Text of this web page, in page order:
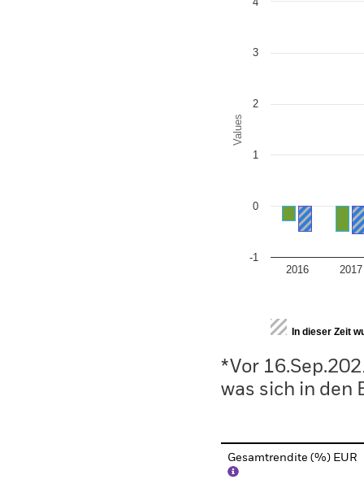
Bar chart with 2 data
Values
2016 2017
-1
0
1
2
3
End of interactive chart.
In dieser Zeit
*Vor
was sich in den
Gesamtrendite (%) EUR